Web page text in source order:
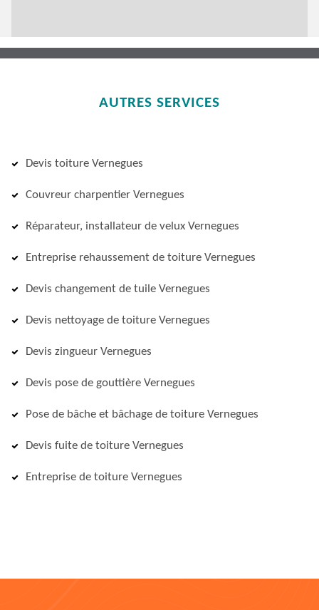
AUTRES SERVICES
Devis toiture Vernegues
Couvreur charpentier Vernegues
Réparateur, installateur de velux Vernegues
Entreprise rehaussement de toiture Vernegues
Devis changement de tuile Vernegues
Devis nettoyage de toiture Vernegues
Devis zingueur Vernegues
Devis pose de gouttière Vernegues
Pose de bâche et bâchage de toiture Vernegues
Devis fuite de toiture Vernegues
Entreprise de toiture Vernegues